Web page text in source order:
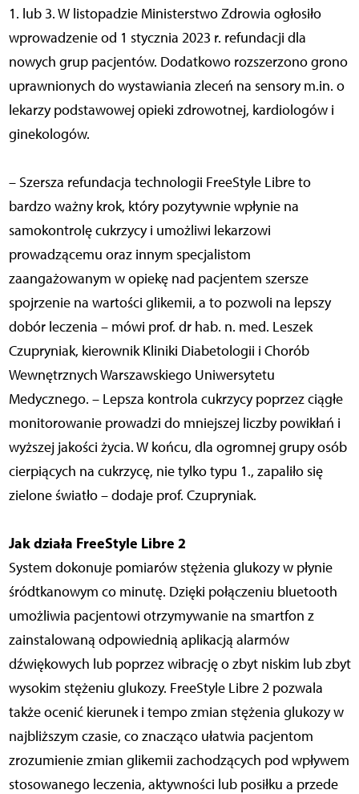
1. lub 3. W listopadzie Ministerstwo Zdrowia ogłosiło
wprowadzenie od 1 stycznia 2023 r. refundacji dla
nowych grup pacjentów. Dodatkowo rozszerzono grono
uprawnionych do wystawiania zleceń na sensory m.in. o
lekarzy podstawowej opieki zdrowotnej, kardiologów i
ginekologów.
– Szersza refundacja technologii FreeStyle Libre to
bardzo ważny krok, który pozytywnie wpłynie na
samokontrolę cukrzycy i umożliwi lekarzowi
prowadzącemu oraz innym specjalistom
zaangażowanym w opiekę nad pacjentem szersze
spojrzenie na wartości glikemii, a to pozwoli na lepszy
dobór leczenia – mówi prof. dr hab. n. med. Leszek
Czupryniak, kierownik Kliniki Diabetologii i Chorób
Wewnętrznych Warszawskiego Uniwersytetu
Medycznego. – Lepsza kontrola cukrzycy poprzez ciągłe
monitorowanie prowadzi do mniejszej liczby powikłań i
wyższej jakości życia. W końcu, dla ogromnej grupy osób
cierpiących na cukrzycę, nie tylko typu 1., zapaliło się
zielone światło – dodaje prof. Czupryniak.
Jak działa FreeStyle Libre 2
System dokonuje pomiarów stężenia glukozy w płynie
śródtkanowym co minutę. Dzięki połączeniu bluetooth
umożliwia pacjentowi otrzymywanie na smartfon z
zainstalowaną odpowiednią aplikacją alarmów
dźwiękowych lub poprzez wibrację o zbyt niskim lub zbyt
wysokim stężeniu glukozy. FreeStyle Libre 2 pozwala
także ocenić kierunek i tempo zmian stężenia glukozy w
najbliższym czasie, co znacząco ułatwia pacjentom
zrozumienie zmian glikemii zachodzących pod wpływem
stosowanego leczenia, aktywności lub posiłku a przede